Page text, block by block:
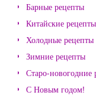
Барные рецепты
Китайские рецепты
Холодные рецепты
Зимние рецепты
Старо-новогодние
С Новым годом!